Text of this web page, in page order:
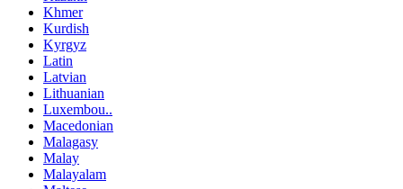
Khmer
Kurdish
Kyrgyz
Latin
Latvian
Lithuanian
Luxembou..
Macedonian
Malagasy
Malay
Malayalam